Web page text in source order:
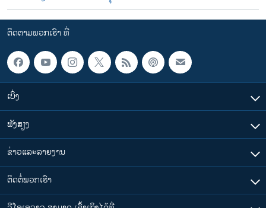
ຕິດຕາມພວກເຮົາ ທີ່
ເບິ່ງ
ຟັງສຽງ
ຂ່າວແລະລາຍງານ
ຕິດຕໍ່ພວກເຮົາ